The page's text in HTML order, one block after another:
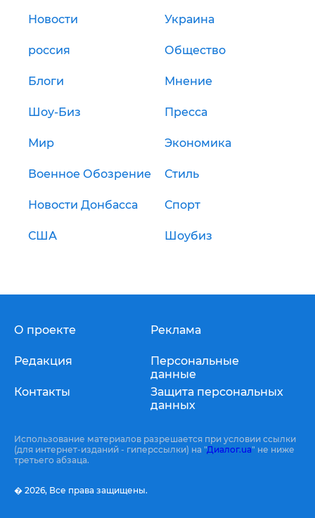
Новости Украина
россия Общество
Блоги Мнение
Шоу-Биз Пресса
Мир Экономика
Военное Обозрение Стиль
Новости Донбасса Спорт
США Шоубиз
О проекте
Редакция
Контакты
Реклама
Персональные
данные
Защита персональных
данных
Использование материалов разрешается при условии ссылки
(для интернет-изданий - гиперссылки) на "Диалог.ua" не ниже
третьего абзаца.
� 2026, Все права защищены.